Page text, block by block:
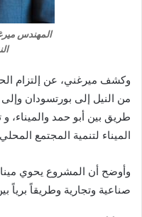
المهندس
وكشف ميرغني، عن إلتزام
من النيل إلى بورتسودان
الميناء لتنمية المجتمع
وأوضح أن المشروع يحوي
صناعية وتجارية وطريقاً برياً